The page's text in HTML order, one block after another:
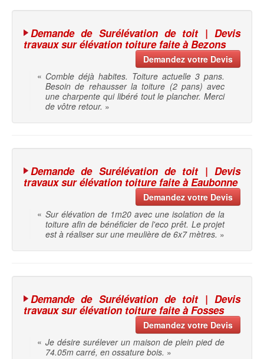
Demande de Surélévation de toit | Devis
travaux sur élévation toiture faite à Bezons
Demandez votre Devis
« Comble déjà habites. Toiture actuelle 3 pans.
Besoin de rehausser la toiture (2 pans) avec
une charpente qui libéré tout le plancher. Merci
de vôtre retour. »
Demande de Surélévation de toit | Devis
travaux sur élévation toiture faite à Eaubonne
Demandez votre Devis
« Sur élévation de 1m20 avec une isolation de la
toiture afin de bénéficier de l'eco prêt. Le projet
est à réaliser sur une meulière de 6x7 mètres. »
Demande de Surélévation de toit | Devis
travaux sur élévation toiture faite à Fosses
Demandez votre Devis
« Je désire surélever un maison de plein pied de
74.05m carré, en ossature bois. »